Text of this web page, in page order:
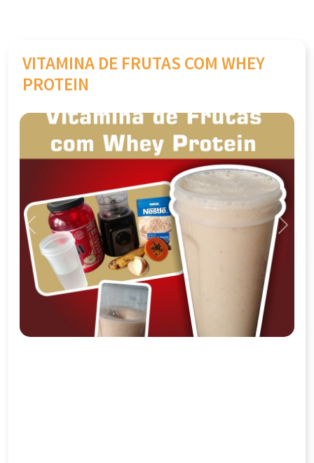
VITAMINA DE FRUTAS COM WHEY
PROTEIN
Previous Next